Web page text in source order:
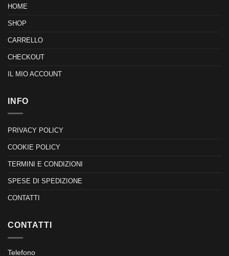
HOME
SHOP
CARRELLO
CHECKOUT
IL MIO ACCOUNT
INFO
PRIVACY POLICY
COOKIE POLICY
TERMINI E CONDIZIONI
SPESE DI SPEDIZIONE
CONTATTI
CONTATTI
Telefono